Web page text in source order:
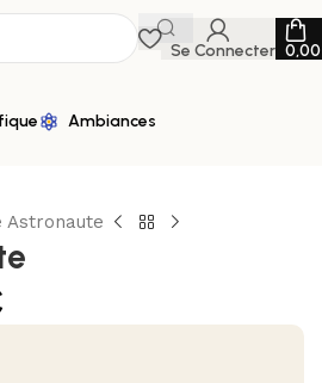
Se Connecter
Ambiances
Astronaute